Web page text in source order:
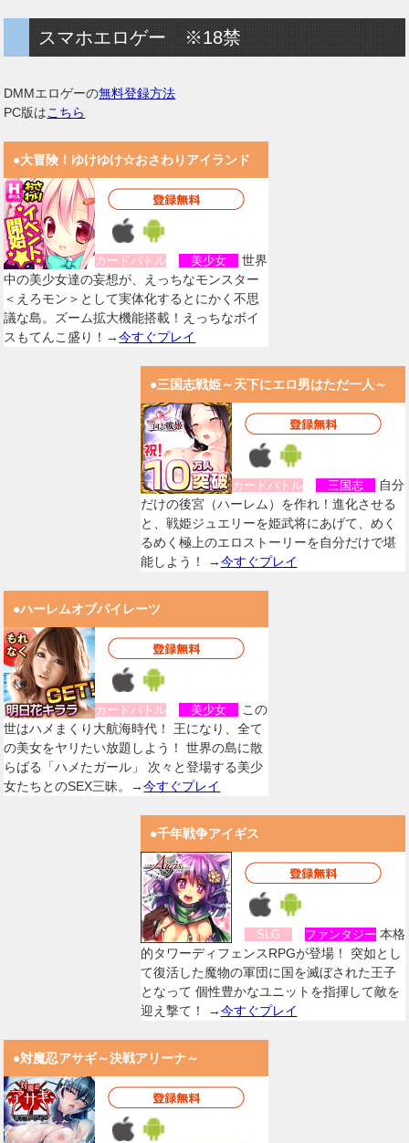
スマホエロゲー ※18禁
DMMエロゲーの無料登録方法
PC版はこちら
●大冒険！ゆけゆけ☆おさわりアイランド
カードバトル 美少女
世界
中の美少女達の妄想が、えっちなモンスター
＜えろモン＞として実体化するとにかく不思
議な島。ズーム拡大機能搭載！えっちなボイ
スもてんこ盛り！→今すぐプレイ
●三国志戦姫～天下にエロ男はただ一人～
カードバトル 三国志
自分
だけの後宮（ハーレム）を作れ！進化させる
と、戦姫ジュエリーを姫武将にあげて、めく
るめく極上のエロストーリーを自分だけで堪
能しよう！ →今すぐプレイ
●ハーレムオブパイレーツ
カードバトル 美少女
この
世はハメまくり大航海時代！ 王になり、全て
の美女をヤリたい放題しよう！ 世界の島に散
らばる「ハメたガール」 次々と登場する美少
女たちとのSEX三昧。→今すぐプレイ
●千年戦争アイギス
SLG ファンタジー 本格
的タワーディフェンスRPGが登場！ 突如とし
て復活した魔物の軍団に国を滅ぼされた王子
となって 個性豊かなユニットを指揮して敵を
迎え撃て！ →今すぐプレイ
●対魔忍アサギ～決戦アリーナ～